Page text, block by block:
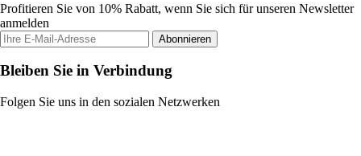
Profitieren Sie von 10% Rabatt, wenn Sie sich für unseren Newsletter
anmelden
Abonnieren
Bleiben Sie in Verbindung
Folgen Sie uns in den sozialen Netzwerken